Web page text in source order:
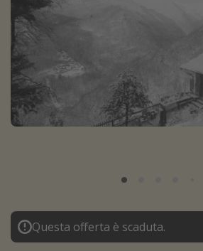
Vacanze
Crociere
Destinazioni
Tutte le destinazioni
Italia
Egitto
Tunisia
Questa offerta è scaduta.